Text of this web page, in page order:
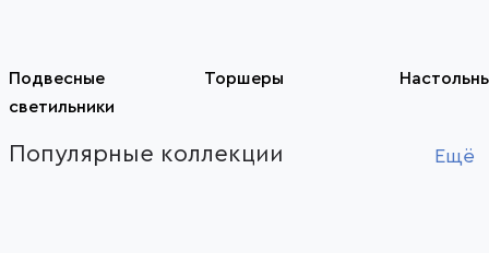
Подвесные
светильники
Торшеры
Популярные коллекции Ещё